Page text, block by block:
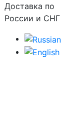
Доставка по
России и СНГ